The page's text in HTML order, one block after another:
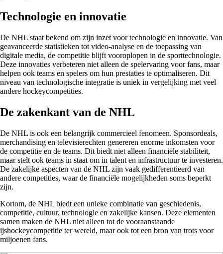
Technologie en innovatie
De NHL staat bekend om zijn inzet voor technologie en innovatie. Van
geavanceerde statistieken tot video-analyse en de toepassing van
digitale media, de competitie blijft vooroplopen in de sporttechnologie.
Deze innovaties verbeteren niet alleen de spelervaring voor fans, maar
helpen ook teams en spelers om hun prestaties te optimaliseren. Dit
niveau van technologische integratie is uniek in vergelijking met veel
andere hockeycompetities.
De zakenkant van de NHL
De NHL is ook een belangrijk commercieel fenomeen. Sponsordeals,
merchandising en televisierechten genereren enorme inkomsten voor
de competitie en de teams. Dit biedt niet alleen financiële stabiliteit,
maar stelt ook teams in staat om in talent en infrastructuur te investeren.
De zakelijke aspecten van de NHL zijn vaak gedifferentieerd van
andere competities, waar de financiële mogelijkheden soms beperkt
zijn.
Kortom, de NHL biedt een unieke combinatie van geschiedenis,
competitie, cultuur, technologie en zakelijke kansen. Deze elementen
samen maken de NHL niet alleen tot de vooraanstaande
ijshockeycompetitie ter wereld, maar ook tot een bron van trots voor
miljoenen fans.